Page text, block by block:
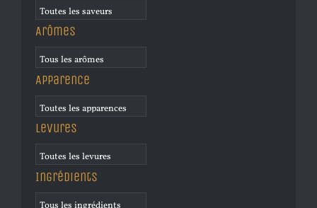
Arômes
Apparence
Levures
Ingrédients